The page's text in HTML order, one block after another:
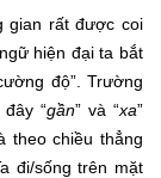
gian rất được coi
hiện đại ta bắt
độ”. Trường
“gần” và “xa”
theo chiều thẳng
đi/sống trên mặt